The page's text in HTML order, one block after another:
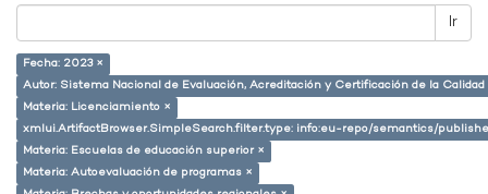
Ir
Fecha: 2023 ×
Autor: Sistema Nacional de Evaluación, Acreditación y Certificación de la
Materia: Licenciamiento ×
xmlui.ArtifactBrowser.SimpleSearch.filter.type: info:eu-repo/semantics/
Materia: Escuelas de educación superior ×
Materia: Autoevaluación de programas ×